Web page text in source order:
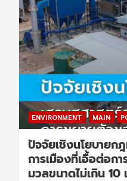
ENVIRONMENT MAIN
ปัจจัยเชิงนโยบายก
การเมืองที่เอื้อต่อก
มวลขนาดไม่เกิน